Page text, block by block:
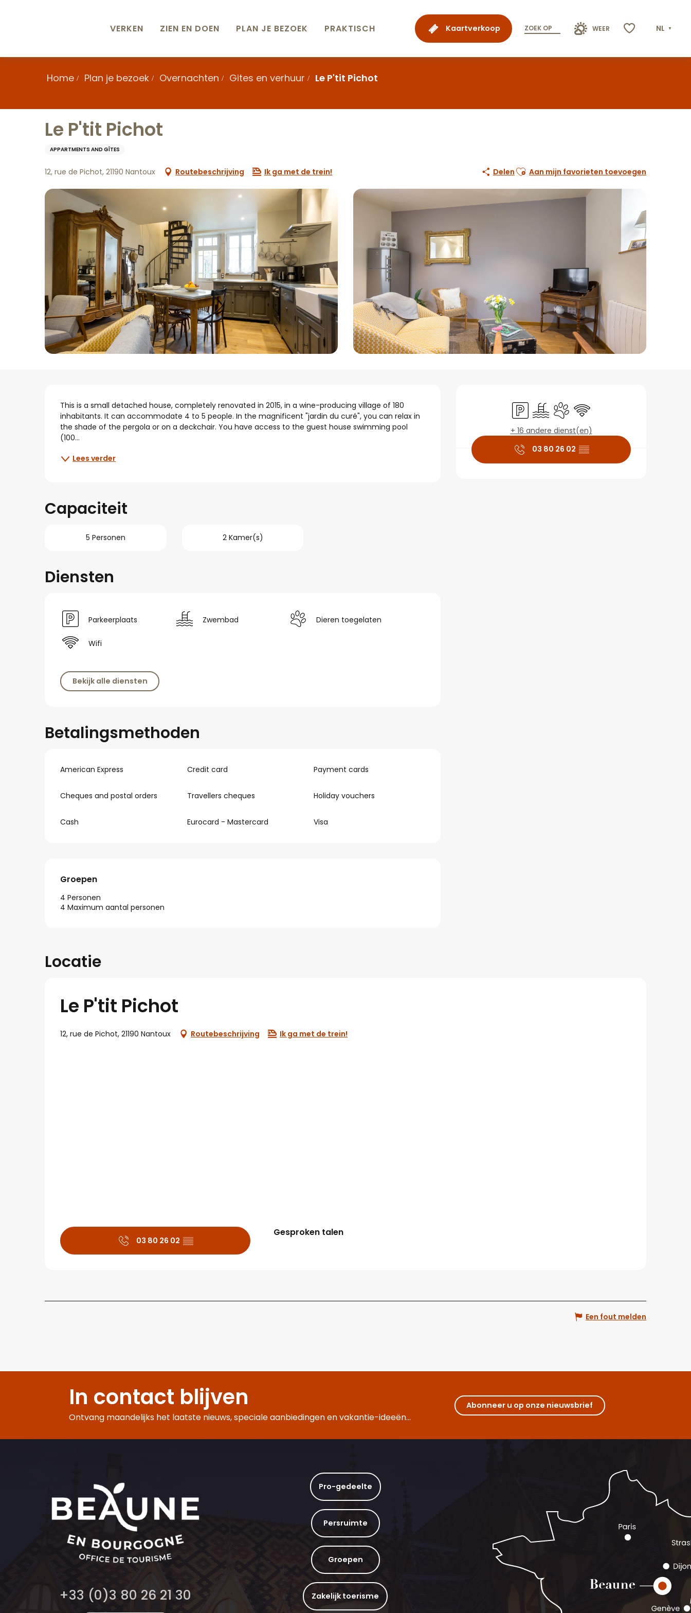
Kaartverkoop ZOEK OP WEER NL
VERKEN ZIEN EN DOEN PLAN JE BEZOEK PRAKTISCH
Home Plan je bezoek Overnachten Gites en verhuur Le P'tit Pichot
Le P'tit Pichot
APPARTMENTS AND GÎTES
12, rue de Pichot, 21190 Nantoux Routebeschrijving Ik ga met de trein! Delen Ajouter aux favoris
Aan mijn favorieten toevoegen
Openingstijden en
Parkeerplaats
ZwembadDieren toegelaten
Wifi
+ 16 andere dienst(en)
03 80 26 02 ▒▒
Beschrijving
This is a small detached house, completely renovated in 2015, in a wine-producing village of 180
inhabitants. It can accommodate 4 to 5 people. In the magnificent "jardin du curé", you can relax in
the shade of the pergola or on a deckchair. You have access to the guest house swimming pool
(100...
Lees verder
Capaciteit
5 Personen 2 Kamer(s)
Diensten
Parkeerplaats Zwembad Dieren toegelaten
Wifi
Bekijk alle diensten
Betalingsmethoden
American Express Credit card Payment cards
Cheques and postal orders Travellers cheques Holiday vouchers
Cash Eurocard - Mastercard Visa
Groepen
Groepen
4 Personen
4 Maximum aantal personen
Locatie
Le P'tit Pichot
12, rue de Pichot, 21190 Nantoux Routebeschrijving Ik ga met de trein!
03 80 26 02 ▒▒
Gesproken talen
Gesproken talen
Een fout melden
In contact blijven
Ontvang maandelijks het laatste nieuws, speciale aanbiedingen en vakantie-ideeën...
Abonneer u op onze nieuwsbrief
+33 (0)3 80 26 21 30
Pro-gedeelte
Persruimte
Groepen
Zakelijk toerisme